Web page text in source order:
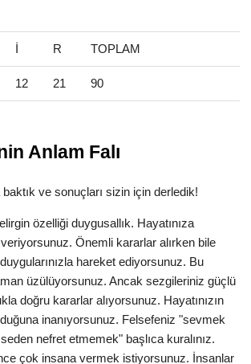
İ R TOPLAM
12 21 90
Anlam Falı
ve sonuçları sizin için derledik!
özelliği duygusallık. Hayatınıza
veriyorsunuz. Önemli kararlar alırken bile
duygularınızla hareket ediyorsunuz. Bu
üzülüyorsunuz. Ancak sezgileriniz güçlü
doğru kararlar alıyorsunuz. Hayatınızın
inanıyorsunuz. Felsefeniz "sevmek
nefret etmemek" başlıca kuralınız.
çok insana vermek istiyorsunuz. İnsanlar